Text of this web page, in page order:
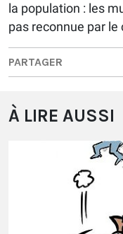
la population : les
pas reconnue par le
PARTAGER
À LIRE AUSSI